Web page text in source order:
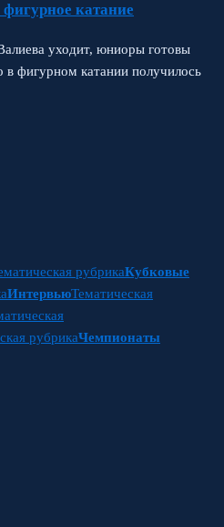
катание
уходит, юниоры готовы
фигурном катании получилось
рубрикаКубковые
ИнтервьюТематическая
рубрикаЧемпионаты